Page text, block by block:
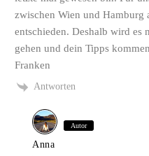
zwischen Wien und Hamburg
entschieden. Deshalb wird es
gehen und dein Tipps
Franken
Antworten
Autor
Anna